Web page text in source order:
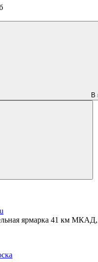
В
ярмарка 41 км